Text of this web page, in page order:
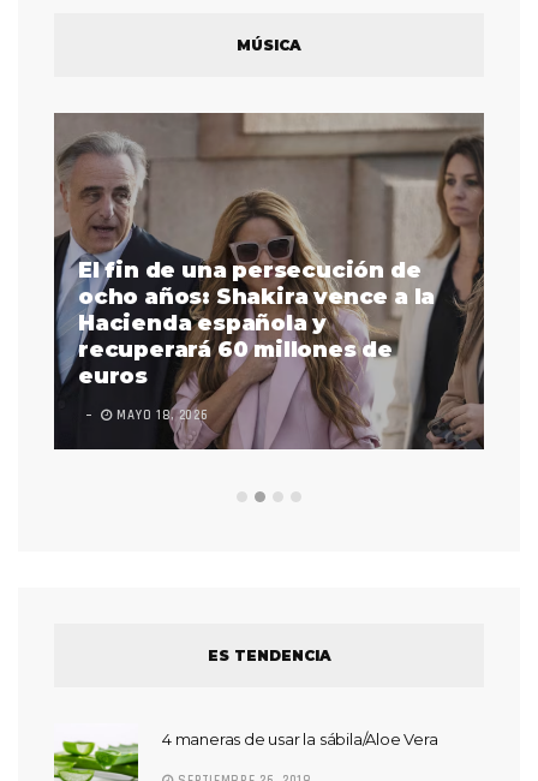
MÚSICA
El fin de una persecución de
ocho años: Shakira vence a la
Hacienda española y
recuperará 60 millones de
euros
MAYO 18, 2026
ES TENDENCIA
4 maneras de usar la sábila/Aloe Vera